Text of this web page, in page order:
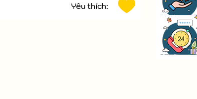
Yêu thích: